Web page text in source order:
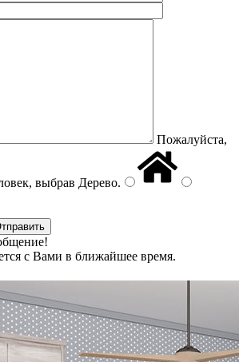
Пожалуйста,
выбрав Дерево.
с Вами в ближайшее время.